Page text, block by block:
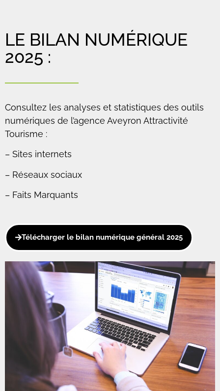
LE BILAN NUMÉRIQUE
2025 :
Consultez les analyses et statistiques des outils
numériques de l’agence Aveyron Attractivité
Tourisme :
– Sites internets
– Réseaux sociaux
– Faits Marquants
Télécharger le bilan numérique général 2025